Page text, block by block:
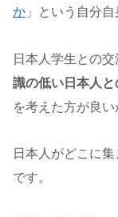
か 」という自分
日本人学生との
識の低い日本人
を考えた方が良い
日本人がどこに
です。